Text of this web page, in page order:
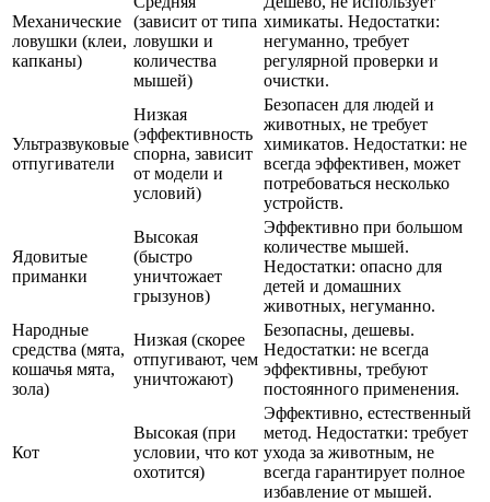
Механические
ловушки (клеи,
капканы)
(зависит от типа
ловушки и
количества
мышей)
химикаты. Недостатки:
негуманно, требует
регулярной проверки и
очистки.
Ультразвуковые
отпугиватели
Низкая
(эффективность
спорна, зависит
от модели и
условий)
Безопасен для людей и
животных, не требует
химикатов. Недостатки: не
всегда эффективен, может
потребоваться несколько
устройств.
Ядовитые
приманки
Высокая
(быстро
уничтожает
грызунов)
Эффективно при большом
количестве мышей.
Недостатки: опасно для
детей и домашних
животных, негуманно.
Народные
средства (мята,
кошачья мята,
зола)
Низкая (скорее
отпугивают, чем
уничтожают)
Безопасны, дешевы.
Недостатки: не всегда
эффективны, требуют
постоянного применения.
Кот
Высокая (при
условии, что кот
охотится)
Эффективно, естественный
метод. Недостатки: требует
ухода за животным, не
всегда гарантирует полное
избавление от мышей.